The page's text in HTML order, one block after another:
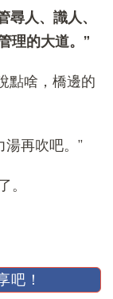
尋人、識人、
理的大道。”
點啥，橋邊的
再吹吧。”
吧！